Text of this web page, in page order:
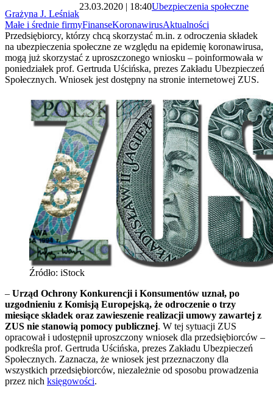
Grażyna J. Leśniak
23.03.2020 | 18:40Ubezpieczenia społeczne
Małe i średnie firmyFinanseKoronawirusAktualności
Przedsiębiorcy, którzy chcą skorzystać m.in. z odroczenia składek
na ubezpieczenia społeczne ze względu na epidemię koronawirusa,
mogą już skorzystać z uproszczonego wniosku – poinformowała w
poniedziałek prof. Gertruda Uścińska, prezes Zakładu Ubezpieczeń
Społecznych. Wniosek jest dostępny na stronie internetowej ZUS.
Źródło: iStock
– Urząd Ochrony Konkurencji i Konsumentów uznał, po
uzgodnieniu z Komisją Europejską, że odroczenie o trzy
miesiące składek oraz zawieszenie realizacji umowy zawartej z
ZUS nie stanowią pomocy publicznej. W tej sytuacji ZUS
opracował i udostępnił uproszczony wniosek dla przedsiębiorców –
podkreśla prof. Gertruda Uścińska, prezes Zakładu Ubezpieczeń
Społecznych. Zaznacza, że wniosek jest przeznaczony dla
wszystkich przedsiębiorców, niezależnie od sposobu prowadzenia
przez nich księgowości.